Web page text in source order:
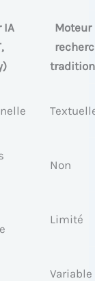
IA
Moteur
Non
Limité
Variable